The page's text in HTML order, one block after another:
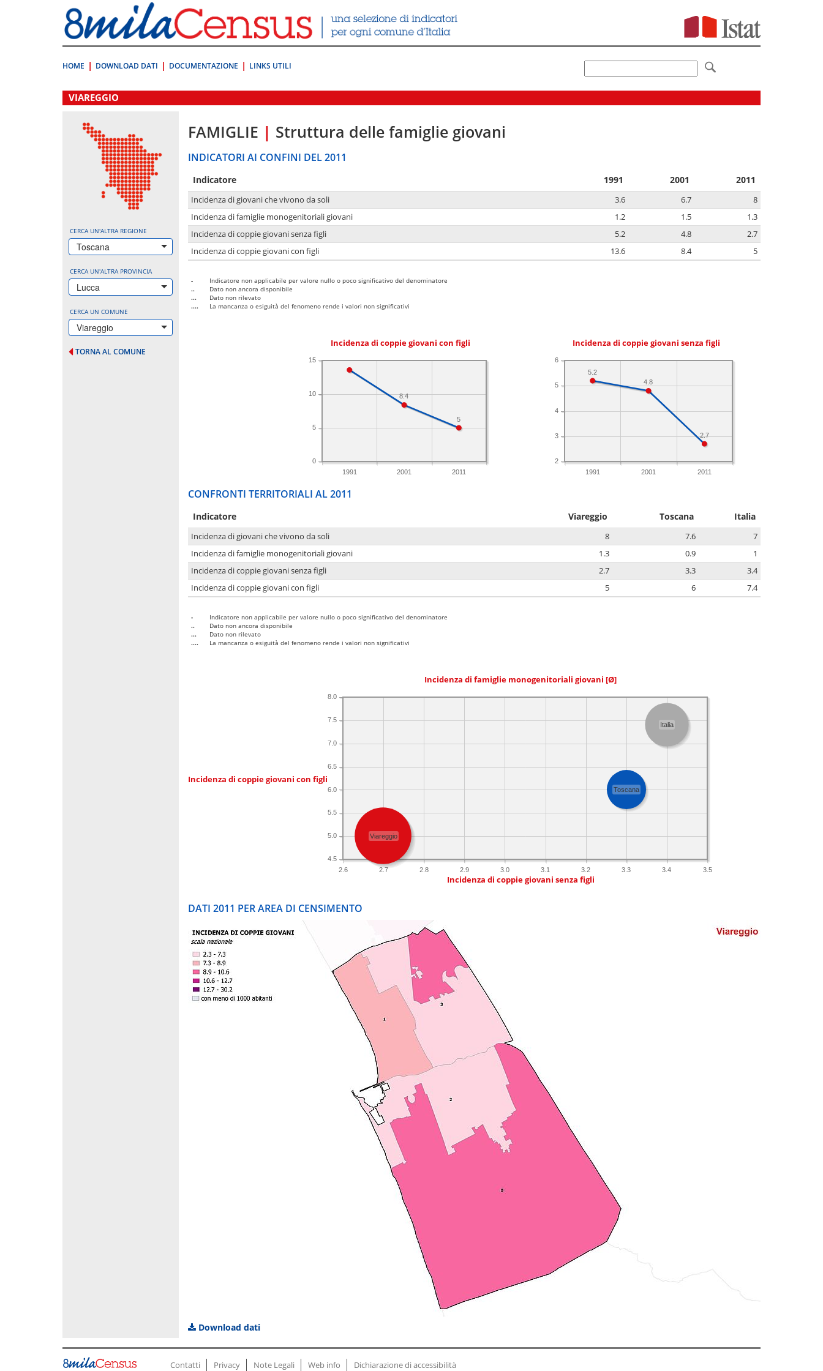
direttamente
a:
Contenuto
HOME DOWNLOAD DATI DOCUMENTAZIONE LINKS UTILI
.
VIAREGGIO
CERCA UN'ALTRA REGIONE
Toscana
CERCA UN'ALTRA PROVINCIA
Lucca
CERCA UN COMUNE
Viareggio
TORNA AL COMUNE
FAMIGLIE | Struttura delle famiglie giovani
INDICATORI AI CONFINI DEL 2011
Indicatore 1991 2001 2011
Incidenza di giovani che vivono da soli 3.6 6.7
8
Incidenza di famiglie monogenitoriali giovani
1.2 1.5
1.3
Incidenza di coppie giovani senza figli
5.2 4.8
2.7
Incidenza di coppie giovani con figli
13.6 8.4 5
-
Indicatore non applicabile per valore nullo o poco significativo del denominatore
..
Dato non ancora disponibile
...
Dato non rilevato
....
La mancanza o esiguità del fenomeno rende i valori non significativi
Incidenza di coppie giovani con figli
1991 2001 2011
0
5
10
15
5
8.4
Incidenza di coppie giovani senza figli
1991 2001 2011
2
3
4
5
6
2.7
4.8
5.2
CONFRONTI TERRITORIALI AL 2011
Indicatore Viareggio Toscana Italia
Incidenza di giovani che vivono da soli 8 7.6
7
Incidenza di famiglie monogenitoriali giovani
1.3 0.9
1
Incidenza di coppie giovani senza figli
2.7 3.3
3.4
Incidenza di coppie giovani con figli
5 6 7.4
-
Indicatore non applicabile per valore nullo o poco significativo del denominatore
..
Dato non ancora disponibile
...
Dato non rilevato
....
La mancanza o esiguità del fenomeno rende i valori non significativi
Incidenza di famiglie monogenitoriali giovani [Ø]
Incidenza di coppie giovani con figli
2.6 2.7 2.8 2.9 3.0 3.1 3.2 3.3 3.4 3.5
4.5
5.0
5.5
6.0
6.5
7.0
7.5
8.0
Viareggio
Italia
Toscana
Incidenza di coppie giovani senza figli
DATI 2011 PER AREA DI CENSIMENTO
Download dati
Contatti Privacy Note Legali Web info Dichiarazione di accessibilità